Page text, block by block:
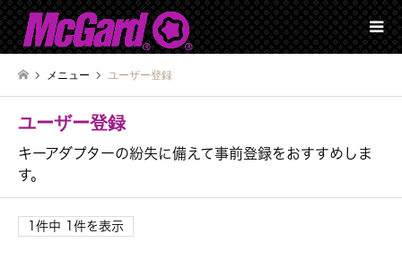
メニュー ユーザー登録
ユーザー登録
キーアダプターの紛失に備えて事前登録をおすすめしま
す。
1件中 1件を表示